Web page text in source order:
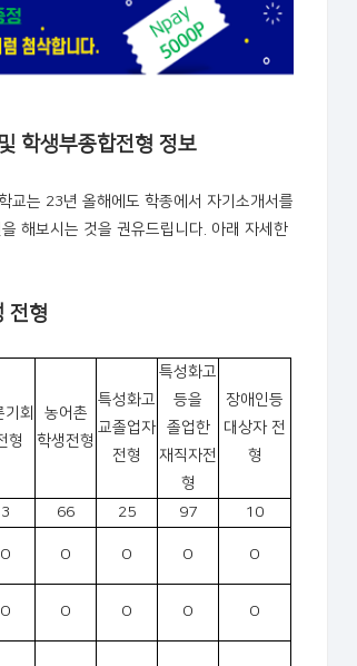
학생부종합전형 정보
교는 23년 올해에도 학종에서 자기소개서를
해보시는 것을 권유드립니다. 아래 자세한
전형
기회
형
농어촌
학생전형
특성화고
교졸업자
전형
특성화고
등을
졸업한
재직자전
형
장애인등
대상자 전
형
3 66 25 97 10
O O O O O
O O O O O